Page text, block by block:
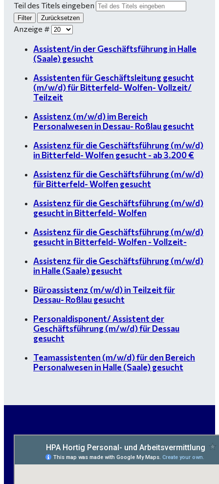
Teil des Titels eingeben
Filter Zurücksetzen
Anzeige #
Assistent/in der Geschäftsführung in Halle
(Saale) gesucht
Assistenten für Geschäftsleitung gesucht
(m/w/d) für Bitterfeld- Wolfen- Vollzeit/
Teilzeit
Assistenz (m/w/d) im Bereich
Personalwesen in Dessau- Roßlau gesucht
Assistenz für die Geschäftsführung (m/w/d)
in Bitterfeld- Wolfen gesucht - ab 3.200 €
Assistenz für die Geschäftsführung (m/w/d)
für Bitterfeld- Wolfen gesucht
Assistenz für die Geschäftsführung (m/w/d)
gesucht in Bitterfeld- Wolfen
Assistenz für die Geschäftsführung (m/w/d)
gesucht in Bitterfeld- Wolfen - Vollzeit-
Assistenz für die Geschäftsführung (m/w/d)
in Halle (Saale) gesucht
Büroassistenz (m/w/d) in Teilzeit für
Dessau- Roßlau gesucht
Personaldisponent/ Assistent der
Geschäftsführung (m/w/d) für Dessau
gesucht
Teamassistenten (m/w/d) für den Bereich
Personalwesen in Halle (Saale) gesucht